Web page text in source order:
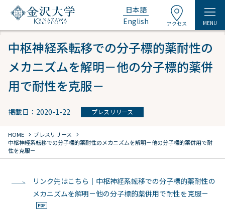
日本語
English
アクセス MENU
中枢神経系転移での分子標的薬耐性の
メカニズムを解明－他の分子標的薬併
用で耐性を克服－
掲載日：2020-1-22 プレスリリース
HOME chevron_right プレスリリース chevron_right
中枢神経系転移での分子標的薬耐性のメカニズムを解明－他の分子標的薬併用で耐
性を克服－
リンク先はこちら｜中枢神経系転移での分子標的薬耐性の
メカニズムを解明－他の分子標的薬併用で耐性を克服－